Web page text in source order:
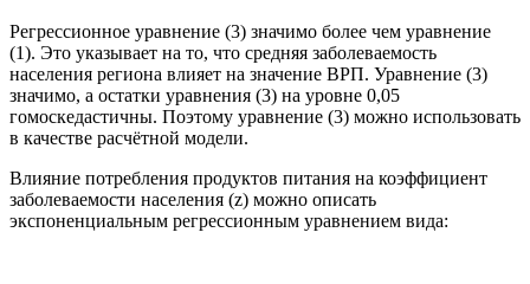
Регрессионное уравнение (3) значимо более чем уравнение
(1). Это указывает на то, что средняя заболеваемость
населения региона влияет на значение ВРП. Уравнение (3)
значимо, а остатки уравнения (3) на уровне 0,05
гомоскедастичны. Поэтому уравнение (3) можно использовать
в качестве расчётной модели.
Влияние потребления продуктов питания на коэффициент
заболеваемости населения (z) можно описать
экспоненциальным регрессионным уравнением вида: